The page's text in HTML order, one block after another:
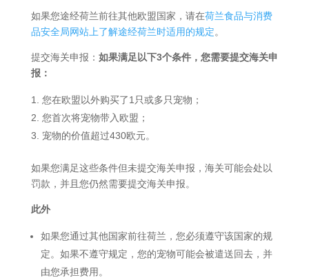
如果您途经荷兰前往其他欧盟国家，请在荷兰食品与消费
品安全局网站上了解途经荷兰时适用的规定。
提交海关申报： 如果满足以下3个条件，您需要提交海关申
报：
您在欧盟以外购买了1只或多只宠物；
您首次将宠物带入欧盟；
宠物的价值超过430欧元。
如果您满足这些条件但未提交海关申报，海关可能会处以
罚款，并且您仍然需要提交海关申报。
此外
如果您通过其他国家前往荷兰，您必须遵守该国家的规
定。如果不遵守规定，您的宠物可能会被遣送回去，并
由您承担费用。